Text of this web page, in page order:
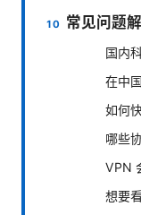
常见问题
国内
在中
如何
哪些
VPN
想要